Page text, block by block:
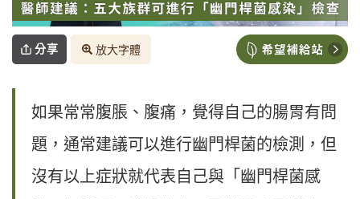
分享 放大字體
如果常常腹脹、腹痛，覺得自己的腸胃有問
題，通常建議可以進行幽門桿菌的檢測，但
沒有以上症狀就代表自己與「幽門桿菌感